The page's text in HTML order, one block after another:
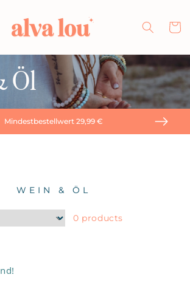
Öl
Mindestbestellwert 29,99 €
WEIN & ÖL
0 products